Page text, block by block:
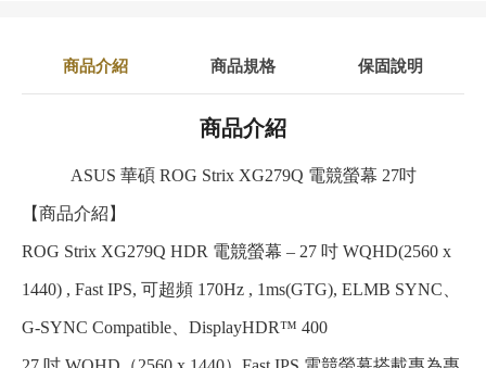
商品介紹 商品規格 保固說明
商品介紹
ASUS 華碩 ROG Strix XG279Q 電競螢幕 27吋
【商品介紹】
ROG Strix XG279Q HDR 電競螢幕 – 27 吋 WQHD(2560 x
1440) , Fast IPS, 可超頻 170Hz , 1ms(GTG), ELMB SYNC、
G-SYNC Compatible、DisplayHDR™ 400